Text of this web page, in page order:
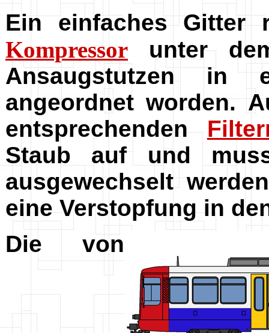
Ein einfaches Gitter
Kompressor unter
Ansaugstutzen in
angeordnet worden.
entsprechenden
Staub auf und
ausgewechselt
eine Verstopfung in
Die von